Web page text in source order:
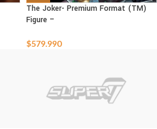
The Joker- Premium Format (TM)
Figure –
$579.990